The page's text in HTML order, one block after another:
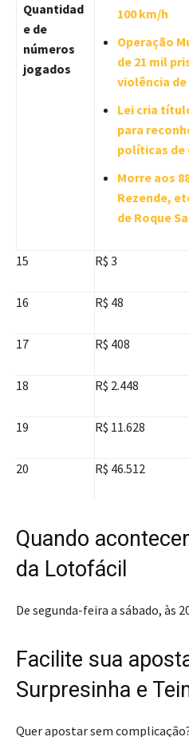
Quantidad
e de
números
jogados
100 km/h
Operação
de 21 mil
violência
Lei cria
para
políticas de
Morre aos
Rezende,
de Roque
15 R$ 3
16 R$ 48
17 R$ 408
18 R$ 2.448
19 R$ 11.628
20 R$ 46.512
Quando
da Lotofácil
De segunda-feira a sábado, às
Facilite sua
Surpresinha e
Quer apostar sem